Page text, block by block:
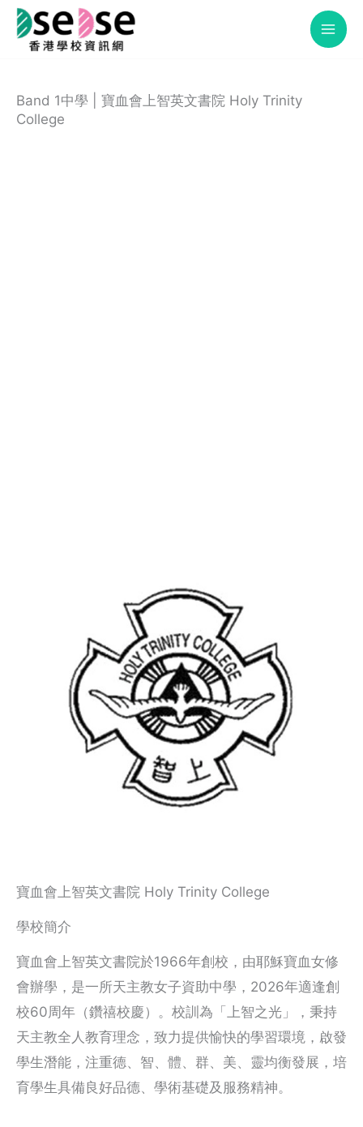
Skip
Band 1中學 | 寶血會上智英文書院 Holy Trinity
College
寶血會上智英文書院 Holy Trinity College
學校簡介
寶血會上智英文書院於1966年創校，由耶穌寶血女修
會辦學，是一所天主教女子資助中學，2026年適逢創
校60周年（鑽禧校慶）。校訓為「上智之光」，秉持
天主教全人教育理念，致力提供愉快的學習環境，啟發
學生潛能，注重德、智、體、群、美、靈均衡發展，培
育學生具備良好品德、學術基礎及服務精神。